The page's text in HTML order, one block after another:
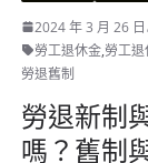
2024 年 3 月 26 日
勞工退休金,勞工退
勞退舊制
勞退新制
嗎？舊制